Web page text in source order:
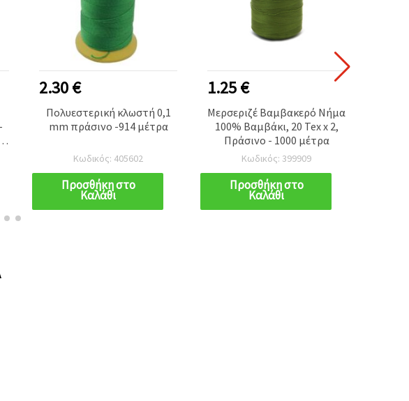
2.30 €
Πολυεστερική κλωστή 0,1
mm πράσινο -914 μέτρα
Κωδικός: 405602
Προσθήκη στο
Καλάθι
1.25 €
Μερσεριζέ Βαμβακερό Νήμα
100% Βαμβάκι, 20 Tex x 2,
Πράσινο - 1000 μέτρα
Κωδικός: 399909
Προσθήκη στο
Καλάθι